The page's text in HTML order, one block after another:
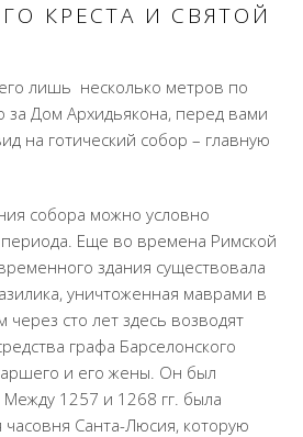
КРЕСТА И СВЯТОЙ
лишь несколько метров по
Дом Архидьякона, перед вами
на готический собор – главную
собора можно условно
Еще во времена Римской
здания существовала
уничтоженная маврами в
сто лет здесь возводят
графа Барселонского
и его жены. Он был
1257 и 1268 гг. была
Санта-Люсия, которую